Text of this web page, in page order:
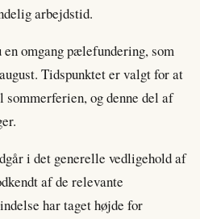
arbejdstid.
omgang pælefundering, som
Tidspunktet er valgt for at
og denne del af
i det generelle vedligehold af
af de relevante
har taget højde for